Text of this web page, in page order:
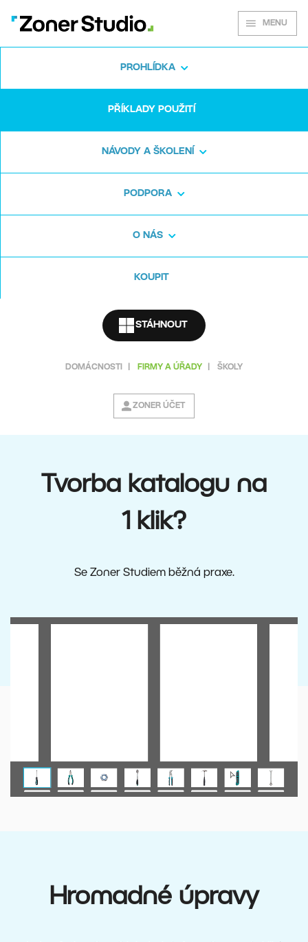
MENU
PROHLÍDKA
PŘÍKLADY POUŽITÍ
NÁVODY A ŠKOLENÍ
PODPORA
O NÁS
KOUPIT
STÁHNOUT
DOMÁCNOSTI FIRMY A ÚŘADY ŠKOLY
ZONER ÚČET
Využijte sílu Zoner
Studia ve výrobě
Tvorba katalogu na
1 klik?
Se Zoner Studiem běžná praxe.
Hromadné úpravy